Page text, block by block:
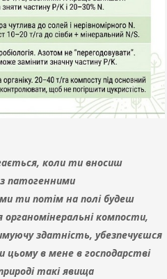
коли ти вносиш
патогенними
ти потім на полі будеш
органомінеральні компости,
здатність, убезпечуєшся
цьому в мене в господарстві
такі явища